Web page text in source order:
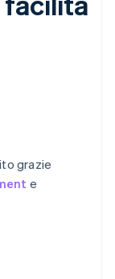
grazie
e